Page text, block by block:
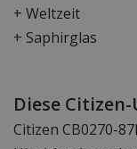
+ Weltzeit
+ Saphirglas
Diese
Citizen CB0270-